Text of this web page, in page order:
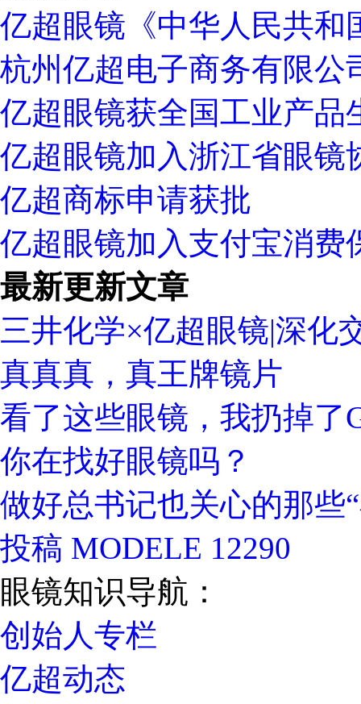
亿超眼镜《中华人民共和
杭州亿超电子商务有限公
亿超眼镜获全国工业产品
亿超眼镜加入浙江省眼镜
亿超商标申请获批
亿超眼镜加入支付宝消费
最新更新文章
三井化学×亿超眼镜|深化
真真真，真王牌镜片
看了这些眼镜，我扔掉了
你在找好眼镜吗？
做好总书记也关心的那些
投稿 MODELE 12290
眼镜知识导航：
创始人专栏
亿超动态